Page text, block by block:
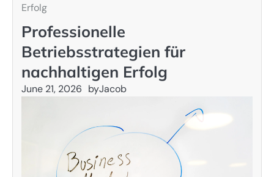
Erfolg
Professionelle
Betriebsstrategien für
nachhaltigen Erfolg
June 21, 2026 byJacob